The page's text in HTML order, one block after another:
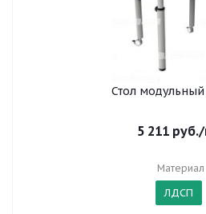
Стол
5 211 руб.
Материал
ЛДСП